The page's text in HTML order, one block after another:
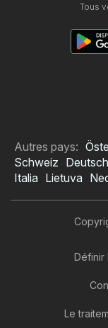
Tous
Autres pays:
Schweiz
Italia Lietuva
Le